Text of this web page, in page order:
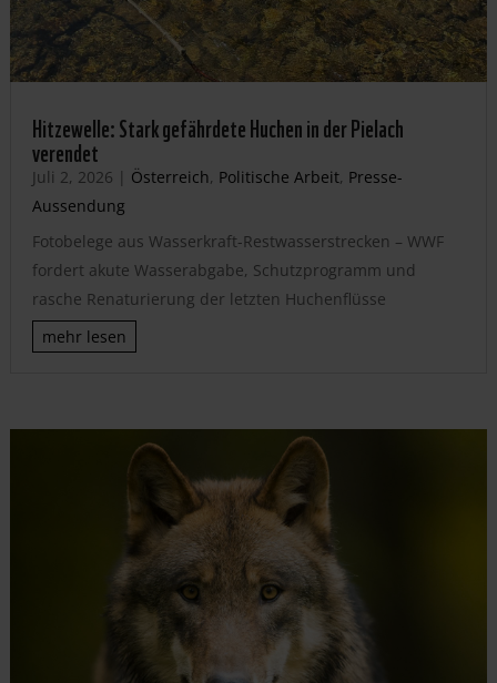
Hitzewelle: Stark gefährdete Huchen in der Pielach
verendet
Juli 2, 2026 | Österreich, Politische Arbeit, Presse-
Aussendung
Fotobelege aus Wasserkraft-Restwasserstrecken – WWF
fordert akute Wasserabgabe, Schutzprogramm und
rasche Renaturierung der letzten Huchenflüsse
mehr lesen